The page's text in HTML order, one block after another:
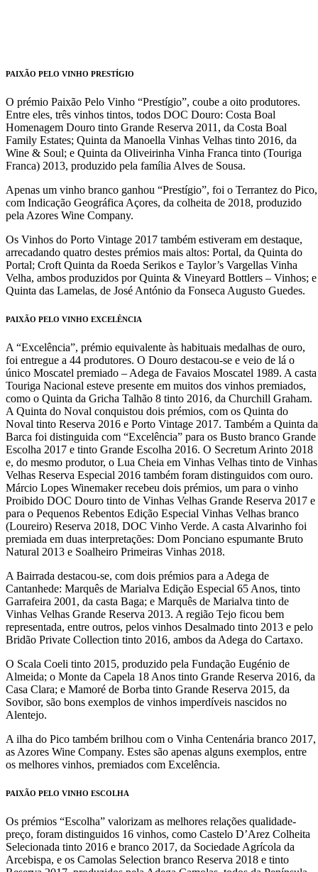
PAIXÃO PELO VINHO PRESTÍGIO
O prémio Paixão Pelo Vinho “Prestígio”, coube a oito produtores.
Entre eles, três vinhos tintos, todos DOC Douro: Costa Boal
Homenagem Douro tinto Grande Reserva 2011, da Costa Boal
Family Estates; Quinta da Manoella Vinhas Velhas tinto 2016, da
Wine & Soul; e Quinta da Oliveirinha Vinha Franca tinto (Touriga
Franca) 2013, produzido pela família Alves de Sousa.
Apenas um vinho branco ganhou “Prestígio”, foi o Terrantez do Pico,
com Indicação Geográfica Açores, da colheita de 2018, produzido
pela Azores Wine Company.
Os Vinhos do Porto Vintage 2017 também estiveram em destaque,
arrecadando quatro destes prémios mais altos: Portal, da Quinta do
Portal; Croft Quinta da Roeda Serikos e Taylor’s Vargellas Vinha
Velha, ambos produzidos por Quinta & Vineyard Bottlers – Vinhos; e
Quinta das Lamelas, de José António da Fonseca Augusto Guedes.
PAIXÃO PELO VINHO EXCELÊNCIA
A “Excelência”, prémio equivalente às habituais medalhas de ouro,
foi entregue a 44 produtores. O Douro destacou-se e veio de lá o
único Moscatel premiado – Adega de Favaios Moscatel 1989. A casta
Touriga Nacional esteve presente em muitos dos vinhos premiados,
como o Quinta da Gricha Talhão 8 tinto 2016, da Churchill Graham.
A Quinta do Noval conquistou dois prémios, com os Quinta do
Noval tinto Reserva 2016 e Porto Vintage 2017. Também a Quinta da
Barca foi distinguida com “Excelência” para os Busto branco Grande
Escolha 2017 e tinto Grande Escolha 2016. O Secretum Arinto 2018
e, do mesmo produtor, o Lua Cheia em Vinhas Velhas tinto de Vinhas
Velhas Reserva Especial 2016 também foram distinguidos com ouro.
Márcio Lopes Winemaker recebeu dois prémios, um para o vinho
Proibido DOC Douro tinto de Vinhas Velhas Grande Reserva 2017 e
para o Pequenos Rebentos Edição Especial Vinhas Velhas branco
(Loureiro) Reserva 2018, DOC Vinho Verde. A casta Alvarinho foi
premiada em duas interpretações: Dom Ponciano espumante Bruto
Natural 2013 e Soalheiro Primeiras Vinhas 2018.
A Bairrada destacou-se, com dois prémios para a Adega de
Cantanhede: Marquês de Marialva Edição Especial 65 Anos, tinto
Garrafeira 2001, da casta Baga; e Marquês de Marialva tinto de
Vinhas Velhas Grande Reserva 2013. A região Tejo ficou bem
representada, entre outros, pelos vinhos Desalmado tinto 2013 e pelo
Bridão Private Collection tinto 2016, ambos da Adega do Cartaxo.
O Scala Coeli tinto 2015, produzido pela Fundação Eugénio de
Almeida; o Monte da Capela 18 Anos tinto Grande Reserva 2016, da
Casa Clara; e Mamoré de Borba tinto Grande Reserva 2015, da
Sovibor, são bons exemplos de vinhos imperdíveis nascidos no
Alentejo.
A ilha do Pico também brilhou com o Vinha Centenária branco 2017,
as Azores Wine Company. Estes são apenas alguns exemplos, entre
os melhores vinhos, premiados com Excelência.
PAIXÃO PELO VINHO ESCOLHA
Os prémios “Escolha” valorizam as melhores relações qualidade-
preço, foram distinguidos 16 vinhos, como Castelo D’Arez Colheita
Selecionada tinto 2016 e branco 2017, da Sociedade Agrícola da
Arcebispa, e os Camolas Selection branco Reserva 2018 e tinto